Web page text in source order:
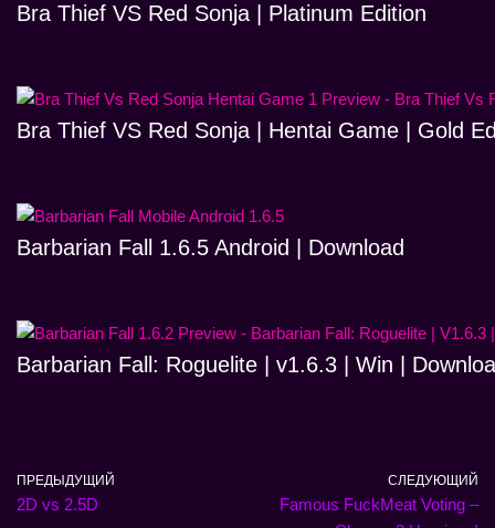
Bra Thief VS Red Sonja | Platinum Edition
Bra Thief VS Red Sonja | Hentai Game | Gold
Barbarian Fall 1.6.5 Android | Download
Barbarian Fall: Roguelite | v1.6.3 | Win |
ПРЕДЫДУЩИЙ
2D vs 2.5D
СЛЕДУЮЩИЙ
Famous FuckMeat Voting –